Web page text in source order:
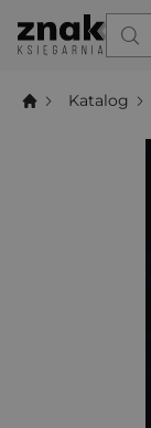
Katalog